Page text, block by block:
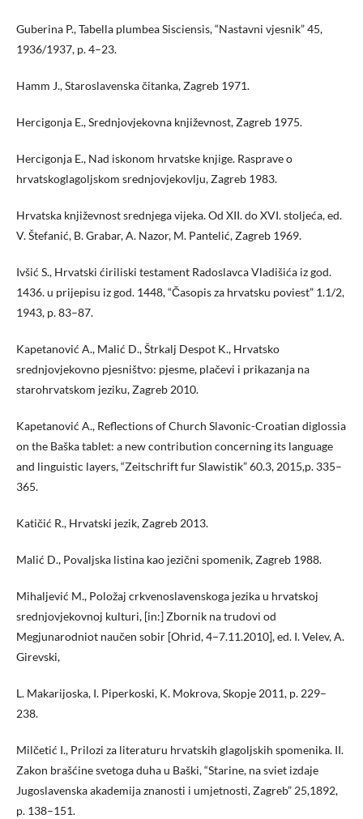
Guberina P., Tabella plumbea Sisciensis, “Nastavni vjesnik” 45,
1936/1937, p. 4–23.
Hamm J., Staroslavenska čitanka, Zagreb 1971.
Hercigonja E., Srednjovjekovna književnost, Zagreb 1975.
Hercigonja E., Nad iskonom hrvatske knjige. Rasprave o
hrvatskoglagoljskom srednjovjekovlju, Zagreb 1983.
Hrvatska književnost srednjega vijeka. Od XII. do XVI. stoljeća, ed.
V. Štefanić, B. Grabar, A. Nazor, M. Pantelić, Zagreb 1969.
Ivšić S., Hrvatski ćiriliski testament Radoslavca Vladišića iz god.
1436. u prijepisu iz god. 1448, “Časopis za hrvatsku poviest” 1.1/2,
1943, p. 83–87.
Kapetanović A., Malić D., Štrkalj Despot K., Hrvatsko
srednjovjekovno pjesništvo: pjesme, plačevi i prikazanja na
starohrvatskom jeziku, Zagreb 2010.
Kapetanović A., Reflections of Church Slavonic-Croatian diglossia
on the Baška tablet: a new contribution concerning its language
and linguistic layers, “Zeitschrift fur Slawistik” 60.3, 2015,p. 335–
365.
Katičić R., Hrvatski jezik, Zagreb 2013.
Malić D., Povaljska listina kao jezični spomenik, Zagreb 1988.
Mihaljević M., Položaj crkvenoslavenskoga jezika u hrvatskoj
srednjovjekovnoj kulturi, [in:] Zbornik na trudovi od
Megjunarodniot naučen sobir [Ohrid, 4−7.11.2010], ed. I. Velev, A.
Girevski,
L. Makarijoska, I. Piperkoski, K. Mokrova, Skopje 2011, p. 229–
238.
Milčetić I., Prilozi za literaturu hrvatskih glagoljskih spomenika. II.
Zakon brašćine svetoga duha u Baški, “Starine, na sviet izdaje
Jugoslavenska akademija znanosti i umjetnosti, Zagreb” 25,1892,
p. 138–151.